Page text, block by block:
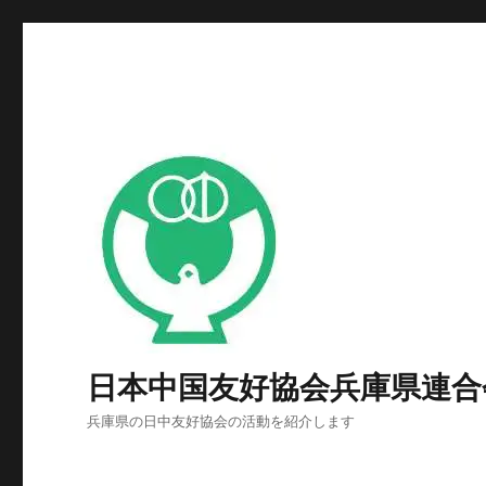
日本中国友好協会兵庫県連
兵庫県の日中友好協会の活動を紹介します